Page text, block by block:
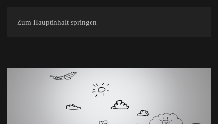
Zum Hauptinhalt springen